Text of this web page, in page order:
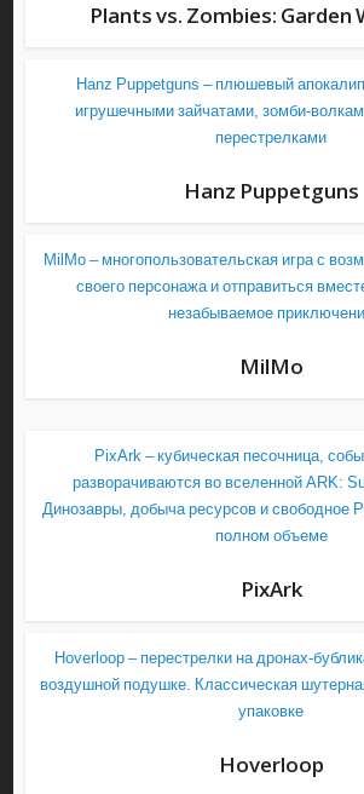
Plants vs. Zombies: Garden
Hanz Puppetguns – плюшевый
игрушечными зайчатами, зомби-
перестрелками
Hanz Puppetguns
MilMo – многопользовательская игра с
своего персонажа и отправиться
незабываемое
MilMo
PixArk – кубическая песочница,
разворачиваются во вселенной ARK:
Динозавры, добыча ресурсов и свободное
полном объеме
PixArk
Hoverloop – перестрелки на дронах-
воздушной подушке. Классическая
упаковке
Hoverloop